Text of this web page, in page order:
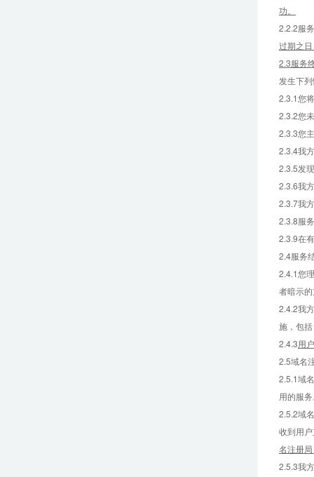
功。
2.2.2服
过期之
2.3服务
发生下
2.3.1您
2.3.2您
2.3.3您
2.3.4我
2.3.5发
2.3.6我
2.3.7我
2.3.8服
2.3.9在
2.4服务
2.4.1您
者暗示
2.4.2我
施，包
2.4.3用
2.5域名
2.5.1域
用的服
2.5.2域
收到用
名注册
2.5.3我